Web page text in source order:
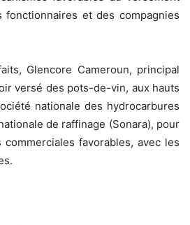
et des compagnies
Glencore Cameroun, principal
versé des pots-de-vin, aux hauts
nationale des hydrocarbures
de raffinage (Sonara), pour
favorables, avec les